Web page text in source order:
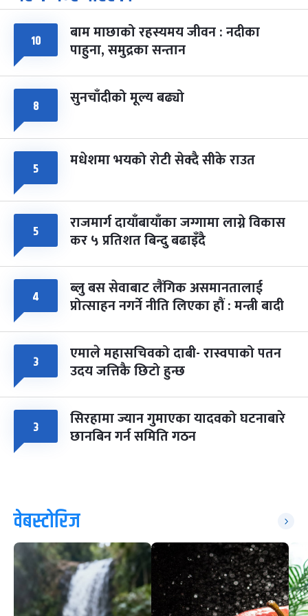
८ फागुपूर्णिमा
चैत्र ८, २०८३-Mar 22, 2027
७ महिना बाँकी
१० बाम माछाको रहस्यमय जीवन : नदीका
पाहुना, समुद्रका सन्तान
८ सुनचाँदीको मूल्य बढ्यो
५ मधेशमा भयको रोटी सेक्दै सीके राउत
५ राजमार्ग दायाँबायाँका जग्गामा लाग्ने विकास
कर ५ प्रतिशत बिन्दु बढाइँदै
४ ब्लु बस सेवाबाट लैंगिक असमानतालाई
प्रोत्साहन नगर्ने नीति लिएका हौं : मन्त्री बादी
३ एमाले महासचिवको दाबी- रास्वपाको पतन
उदय जत्तिकै छिटो हुन्छ
३ सिरहामा ज्यान गुमाएका यादवको घटनाबारे
छानबिन गर्न समिति गठन
वेबस्टोरिज